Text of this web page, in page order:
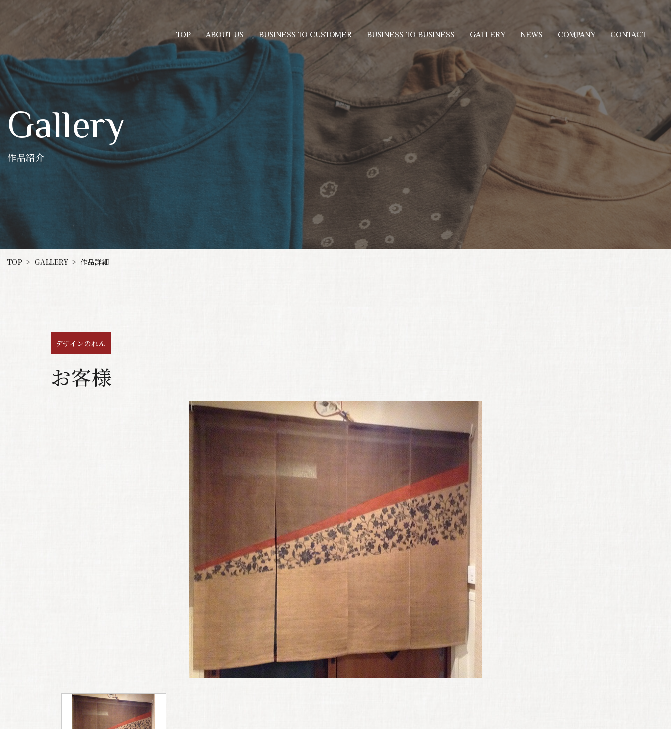
TOP ABOUT US BUSINESS TO CUSTOMER BUSINESS TO BUSINESS GALLERY NEWS COMPANY CONTACT
Gallery
作品紹介
TOP > GALLERY > 作品詳細
デザインのれん
お客様